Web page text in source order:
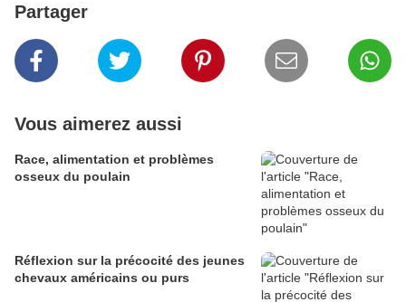
Partager
Vous aimerez aussi
Race, alimentation et problèmes
osseux du poulain
Réflexion sur la précocité des jeunes
chevaux américains ou purs